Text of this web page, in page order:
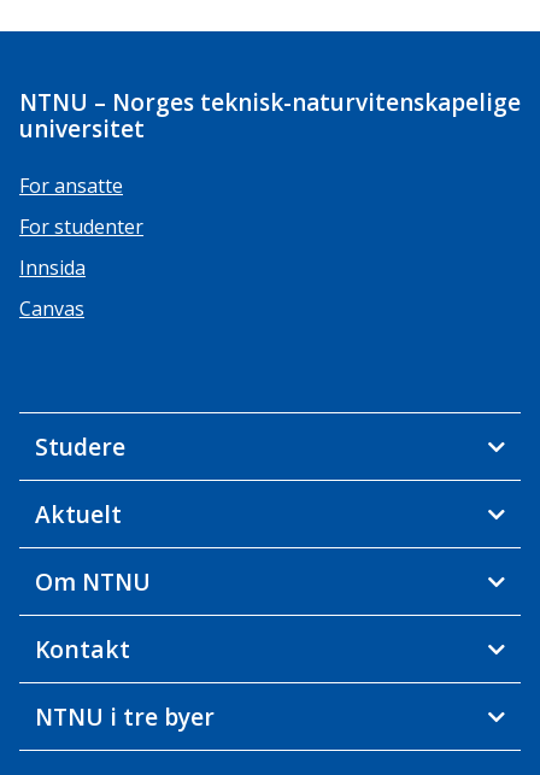
NTNU – Norges teknisk-naturvitenskapelige
universitet
For ansatte
For studenter
Innsida
Canvas
Studere
Aktuelt
Om NTNU
Kontakt
NTNU i tre byer